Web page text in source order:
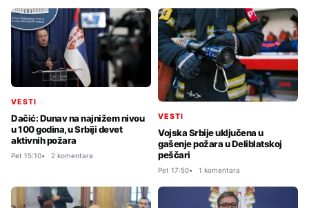
VESTI
Dačić: Dunav na najnižem nivou
u 100 godina, u Srbiji devet
aktivnih požara
Pet 15:10 2 komentara
VESTI
Vojska Srbije uključena u
gašenje požara u Deliblatskoj
peščari
Pet 17:50 1 komentara